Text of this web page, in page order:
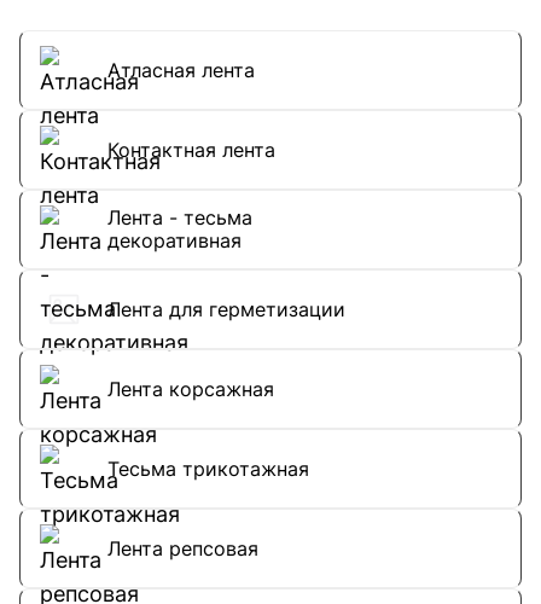
Атласная лента
Контактная лента
Лента - тесьма
декоративная
Лента для герметизации
Лента корсажная
Тесьма трикотажная
Лента репсовая